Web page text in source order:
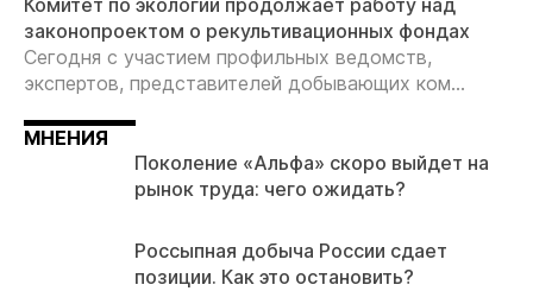
Комитет по экологии продолжает работу над
законопроектом о рекультивационных фондах
Сегодня с участием профильных ведомств,
экспертов, представителей добывающих ком...
МНЕНИЯ
Поколение «Альфа» скоро выйдет на
рынок труда: чего ожидать?
Россыпная добыча России сдает
позиции. Как это остановить?